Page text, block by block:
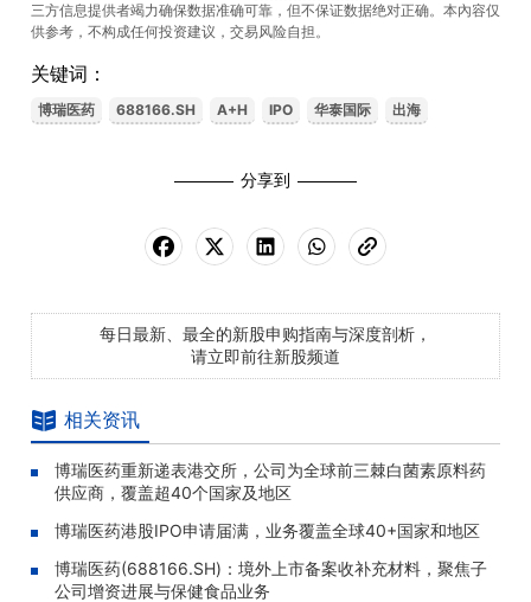
三方信息提供者竭力确保数据准确可靠，但不保证数据绝对正确。本內容仅
供参考，不构成任何投资建议，交易风险自担。
关键词：
博瑞医药 688166.SH A+H IPO 华泰国际 出海
分享到
每日最新、最全的新股申购指南与深度剖析，
请立即前往新股频道
相关资讯
博瑞医药重新递表港交所，公司为全球前三棘白菌素原料药
供应商，覆盖超40个国家及地区
博瑞医药港股IPO申请届满，业务覆盖全球40+国家和地区
博瑞医药(688166.SH)：境外上市备案收补充材料，聚焦子
公司增资进展与保健食品业务